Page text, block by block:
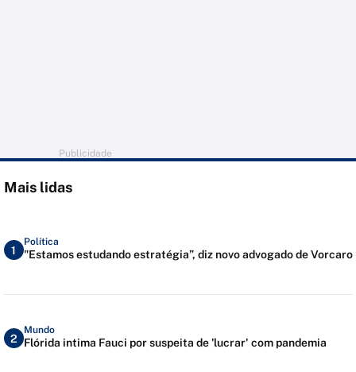
Publicidade
Mais lidas
1
Política
"Estamos estudando estratégia”, diz novo advogado de Vorcaro
2
Mundo
Flórida intima Fauci por suspeita de 'lucrar' com pandemia